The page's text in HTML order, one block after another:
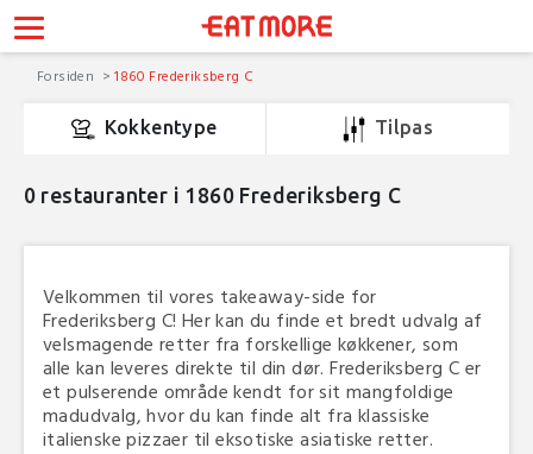
Forsiden 1860 Frederiksberg C
Kokkentype Tilpas
0 restauranter i 1860 Frederiksberg C
Velkommen til vores takeaway-side for
Frederiksberg C! Her kan du finde et bredt udvalg af
velsmagende retter fra forskellige køkkener, som
alle kan leveres direkte til din dør. Frederiksberg C er
et pulserende område kendt for sit mangfoldige
madudvalg, hvor du kan finde alt fra klassiske
italienske pizzaer til eksotiske asiatiske retter.